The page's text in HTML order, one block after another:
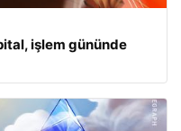
işlem gününde